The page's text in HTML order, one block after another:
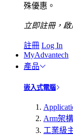
殊優惠。
立即註冊，
註冊 Log In
MyAdvantech
產品
嵌入式電腦
Arm架
工業級